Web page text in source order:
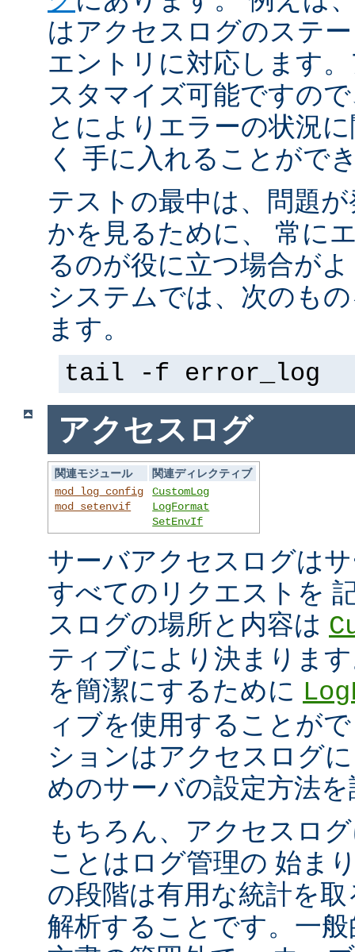
はアクセスログのステ
エントリに対応します
スタマイズ可能ですの
とによりエラーの状況
く 手に入れることがで
テストの最中は、問題
かを見るために、 常に
るのが役に立つ場合が
システムでは、次のも
ます。
tail -f error_log
アクセスログ
関連モジュール
関連ディレクティブ
mod_log_config
mod_setenvif
CustomLog
LogFormat
SetEnvIf
サーバアクセスログは
すべてのリクエストを
スログの場所と内容は
ティブにより決まりま
を簡潔にするために
ィブを使用することが
ションはアクセスログ
めのサーバの設定方法
もちろん、アクセスロ
ことはログ管理の 始ま
の段階は有用な統計を
解析することです。一